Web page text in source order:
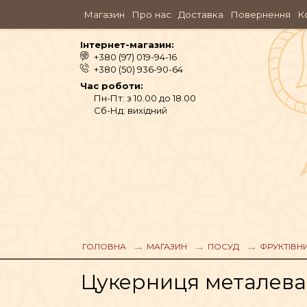
Магазин Про нас Доставка Повернення
Інтернет-магазин:
+380 (97) 019-94-16
+380 (50) 936-90-64
Час роботи:
Пн-Пт: з 10.00 до 18.00
Сб-Нд: вихідний
АРОМАМАСЛА,
ГОЛОВНА МАГАЗИН ПОСУД
Цукерниця